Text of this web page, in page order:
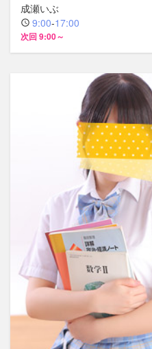
成瀬いぶ
9:00-17:00
次回 9:00～